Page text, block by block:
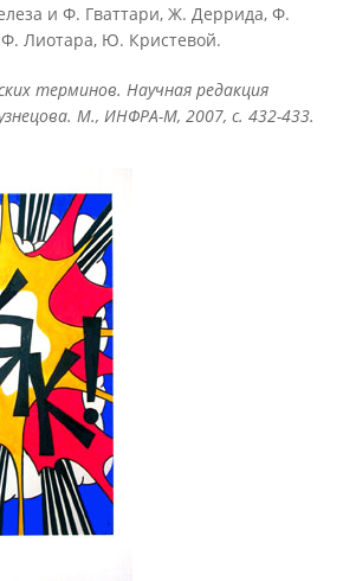
и Ф. Гваттари, Ж. Деррида, Ф.
Лиотара, Ю. Кристевой.
терминов. Научная редакция
М., ИНФРА-М, 2007, с. 432-433.